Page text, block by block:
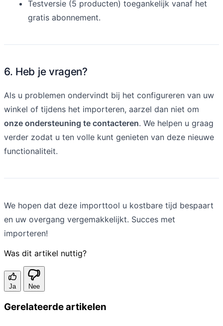
Testversie (5 producten) toegankelijk vanaf het
gratis abonnement.
6. Heb je vragen?
Als u problemen ondervindt bij het configureren van uw
winkel of tijdens het importeren, aarzel dan niet om
onze ondersteuning te contacteren. We helpen u graag
verder zodat u ten volle kunt genieten van deze nieuwe
functionaliteit.
We hopen dat deze importtool u kostbare tijd bespaart
en uw overgang vergemakkelijkt. Succes met
importeren!
Was dit artikel nuttig?
Ja Nee
Gerelateerde artikelen